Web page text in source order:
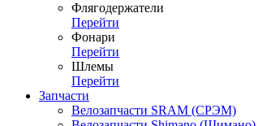
Флягодержатели
Перейти
Фонари
Перейти
Шлемы
Перейти
Запчасти
Велозапчасти SRAM (СРЭМ)